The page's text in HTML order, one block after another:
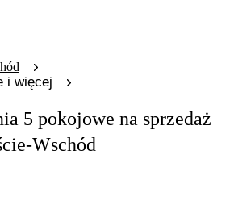
i więcej
5 pokojowe na sprzedaż
Wschód